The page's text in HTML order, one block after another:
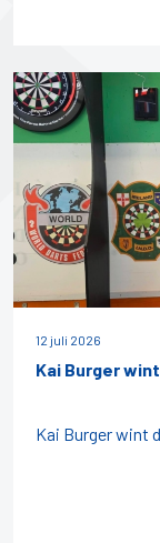
12 juli 2026
Kai Burger
Kai Burger wint